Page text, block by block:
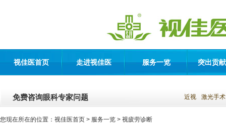
视佳医首页 走进视佳医 服务一览 突出贡
免费咨询眼科专家问题 近视 激光手术
您现在所在的位置： 视佳医首页 > 服务一览 > 视疲劳诊断